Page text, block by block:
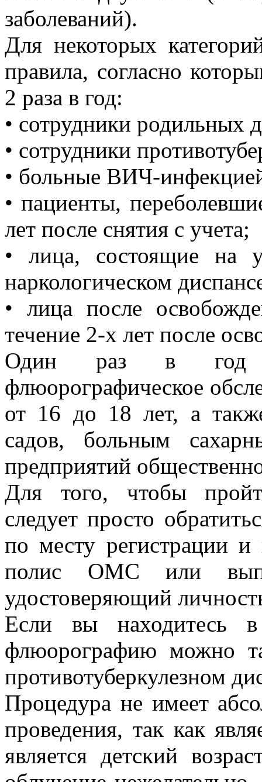
заболеваний).
Для некоторых
правила, согласно
2 раза в год:
• сотрудники родильных
• сотрудники
• больные ВИЧ-
• пациенты,
лет после снятия с учета;
• лица, состоящие на
наркологическом
• лица после
течение 2-х лет после
Один раз в год
флюорографическое
от 16 до 18 лет, а
садов, больным
предприятий
Для того, чтобы
следует просто
по месту регистрации
полис ОМС или
удостоверяющий
Если вы находитесь
флюорографию можно
противотуберкулезном
Процедура не имеет
проведения, так как
является детский